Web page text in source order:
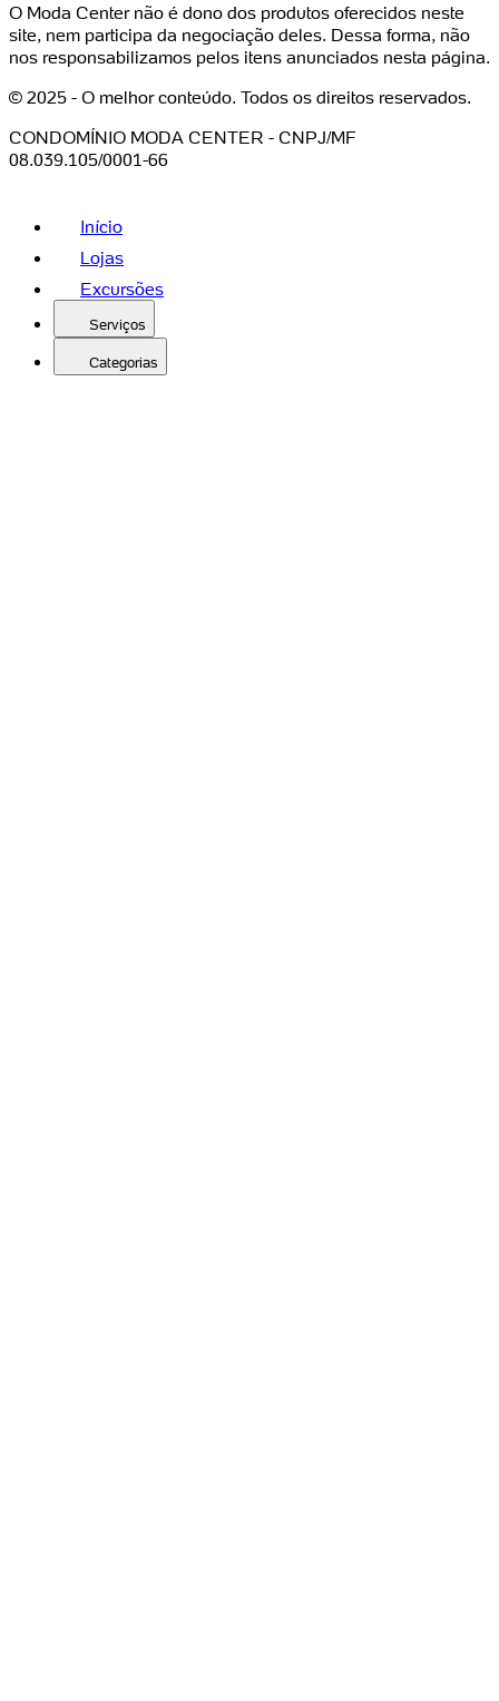
O Moda Center não é dono dos produtos oferecidos neste
site, nem participa da negociação deles. Dessa forma, não
nos responsabilizamos pelos itens anunciados nesta página.
© 2025 - O melhor conteúdo. Todos os direitos reservados.
CONDOMÍNIO MODA CENTER - CNPJ/MF
08.039.105/0001-66
Início
Lojas
Excursões
Serviços
Categorias